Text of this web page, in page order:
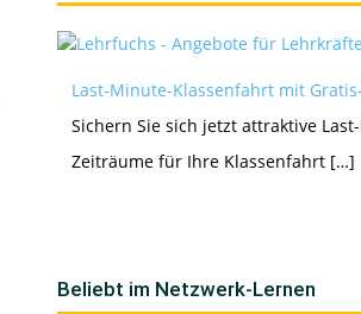
Last-Minute-Klassenfahrt mit
Sichern Sie sich jetzt attraktive
Zeiträume für Ihre Klassenfahrt […]
Beliebt im Netzwerk-Lernen